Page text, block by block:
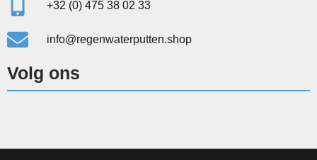
+32 (0) 475 38 02 33
info@regenwaterputten.shop
Volg ons